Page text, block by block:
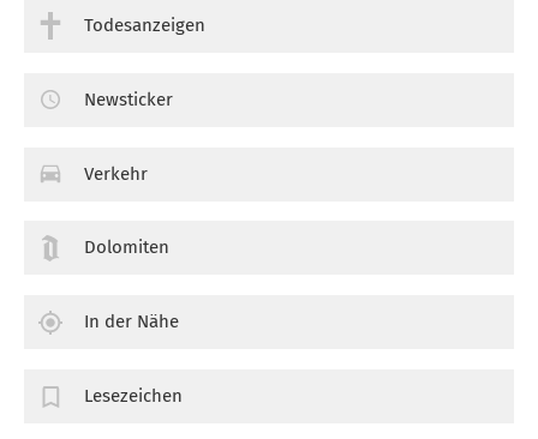
Todesanzeigen
Newsticker
Verkehr
Dolomiten
In der Nähe
Lesezeichen